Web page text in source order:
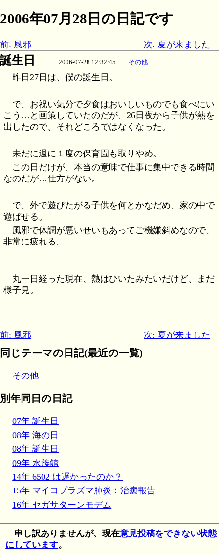
2006年07月28日の日記です
前: 風邪 次: 夏が来ました
誕生日 2006-07-28 12:32:45 その他
昨日27日は、僕の誕生日。
で、お祝い気分で夕食はおいしいものでも食べにい
こう…と画策していたのだが、26日夜から子供が熱を
出したので、それどころではなくなった。
未だに週に１度の保育園も取りやめ。
この日だけが、本当の意味で仕事に集中できる時間
なのだが…仕方がない。
で、外で遊びたがる子供を何とかなだめ、家の中で
遊ばせる。
風邪で体調が悪いせいもあってご機嫌斜めなので、
非常に疲れる。
丸一日経った現在、熱はひいたみたいだけど、まだ
様子見。
前: 風邪 次: 夏が来ました
同じテーマの日記(最近の一覧)
その他
別年同日の日記
07年 誕生日
08年 海の日
08年 誕生日
09年 水族館
14年 6502 は遅かったのか？
15年 マイコプラズマ肺炎：治癒報告
16年 セガサターンモデム
申し訳ありませんが、現在意見投稿をできない状態
にしています。